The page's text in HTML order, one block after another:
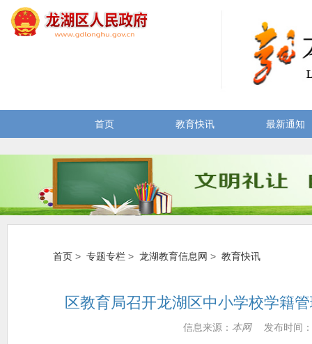
首页 教育快讯 最新通知
首页 > 专题专栏 > 龙湖教育信息网 > 教育快讯
区教育局召开龙湖区中小学校学籍
信息来源： 本网发布时间